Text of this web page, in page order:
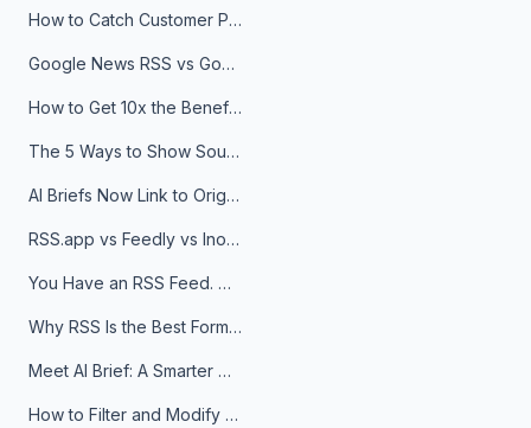
How to Catch Customer Problems Before They Become Support Tickets
Google News RSS vs Google Alerts: Which Is Better for News Monitoring?
How to Get 10x the Benefits of Google Alerts
The 5 Ways to Show Sources in Your AI Brief, And When to Use Each
AI Briefs Now Link to Original Sources. Here's Why It Matters
RSS.app vs Feedly vs Inoreader: Which One Is Actually Right for You?
You Have an RSS Feed. Now What?
Why RSS Is the Best Format for AI Agents in 2026
Meet AI Brief: A Smarter Way to Stay on Top of Information
How to Filter and Modify RSS Feeds